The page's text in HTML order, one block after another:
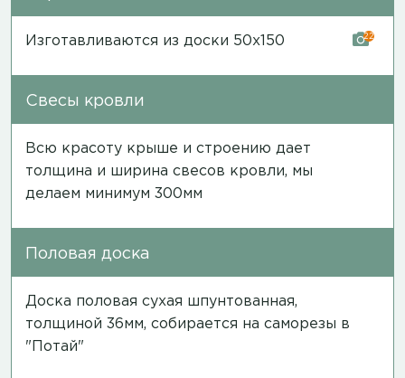
Изготавливаются из доски 50х150 22
Свесы кровли
Всю красоту крыше и строению дает
толщина и ширина свесов кровли, мы
делаем минимум 300мм
Половая доска
Доска половая сухая шпунтованная,
толщиной 36мм, собирается на саморезы в
"Потай"